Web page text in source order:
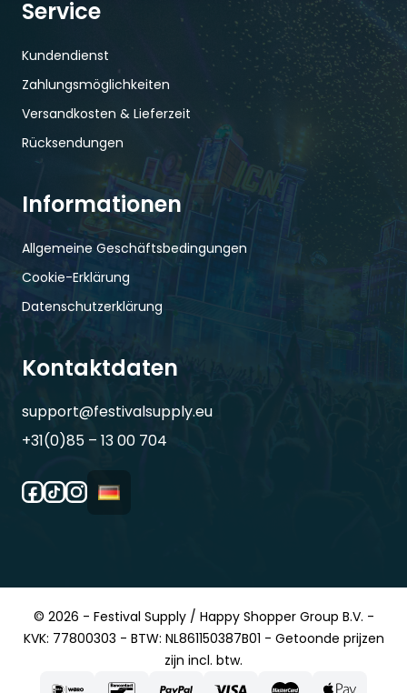
Service
Kundendienst
Zahlungsmöglichkeiten
Versandkosten & Lieferzeit
Rücksendungen
Informationen
Allgemeine Geschäftsbedingungen
Cookie-Erklärung
Datenschutzerklärung
Kontaktdaten
support@festivalsupply.eu
+31(0)85 – 13 00 704
© 2026 - Festival Supply / Happy Shopper Group B.V. -
KVK: 77800303 - BTW: NL861150387B01 - Getoonde prijzen
zijn incl. btw.